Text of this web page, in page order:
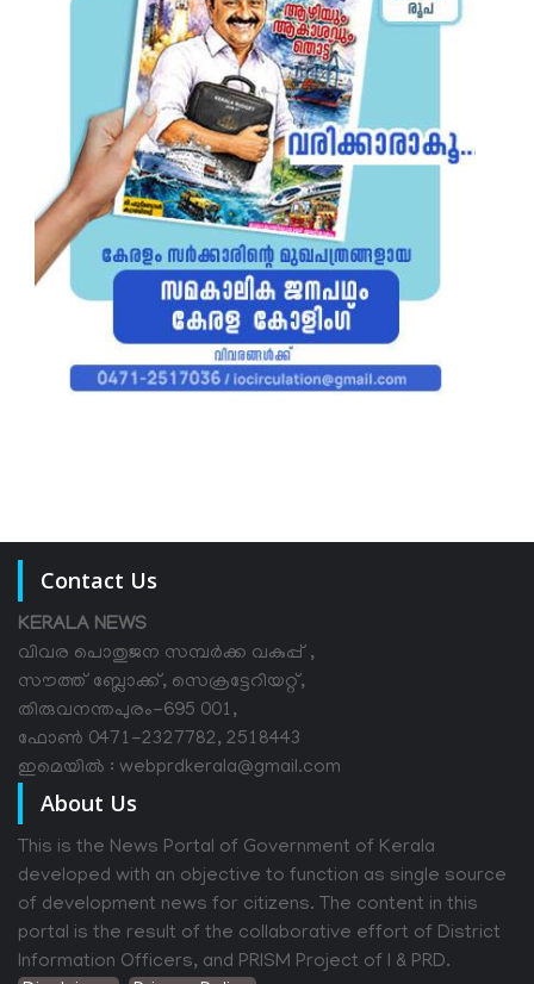
Contact Us
KERALA NEWS
വിവര പൊതുജന സമ്പര്‍ക്ക വകുപ്പ് ,
സൗത്ത് ബ്ലോക്ക്, സെക്രട്ടേറിയറ്റ്,
തിരുവനന്തപുരം-695 001,
ഫോൺ 0471-2327782, 2518443
ഇമെയിൽ : webprdkerala@gmail.com
About Us
This is the News Portal of Government of Kerala
developed with an objective to function as single source
of development news for citizens. The content in this
portal is the result of the collaborative effort of District
Information Officers, and PRISM Project of I & PRD.